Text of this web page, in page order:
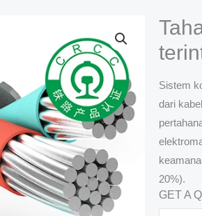
Sistem
dari
20%).
GET A